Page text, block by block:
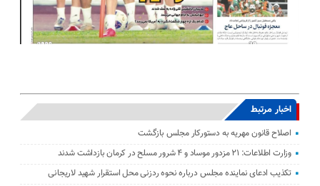
اخبار مرتبط
اصلاح قانون مهریه به دستورکار مجلس بازگشت
وزارت اطلاعات: ۲۱ مزدور موساد و ۴ شرور مسلح در کرمان بازداشت شدند
تکذیب ادعای نماینده مجلس درباره نحوه ردزنی محل استقرار شهید لاریجانی